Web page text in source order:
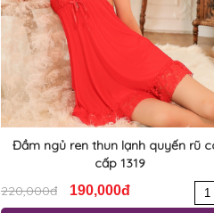
Đầm ngủ ren thun lạnh quyến rũ
cấp 1319
220,000đ
190,000đ